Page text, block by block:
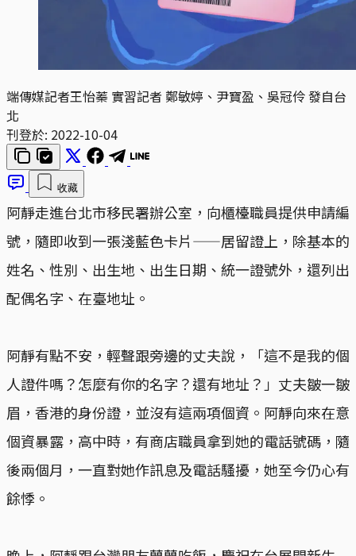
端傳媒記者王怡蓁 實習記者 鄭敏婷、尹寶盈、吳冠伶 發自台
北
刊登於: 2022-10-04
收藏
阿靜走進台北市移民署辦公室，向櫃檯職員提供申請編
號，隨即收到一張淺藍色卡片——居留證上，除基本的
姓名、性別、出生地、出生日期、統一證號外，還列出
配偶名字、在臺地址。
阿靜有點不安，輕聲跟旁邊的丈夫說，「這不是我的個
人證件嗎？怎麼有你的名字？還有地址？」丈夫皺一皺
眉，香港的身份證，並沒有這兩項個資。阿靜向來在意
個資暴露，高中時，有商店職員拿到她的電話號碼，隨
後兩個月，一直對她作訊息及電話騷擾，她至今仍心有
餘悸。